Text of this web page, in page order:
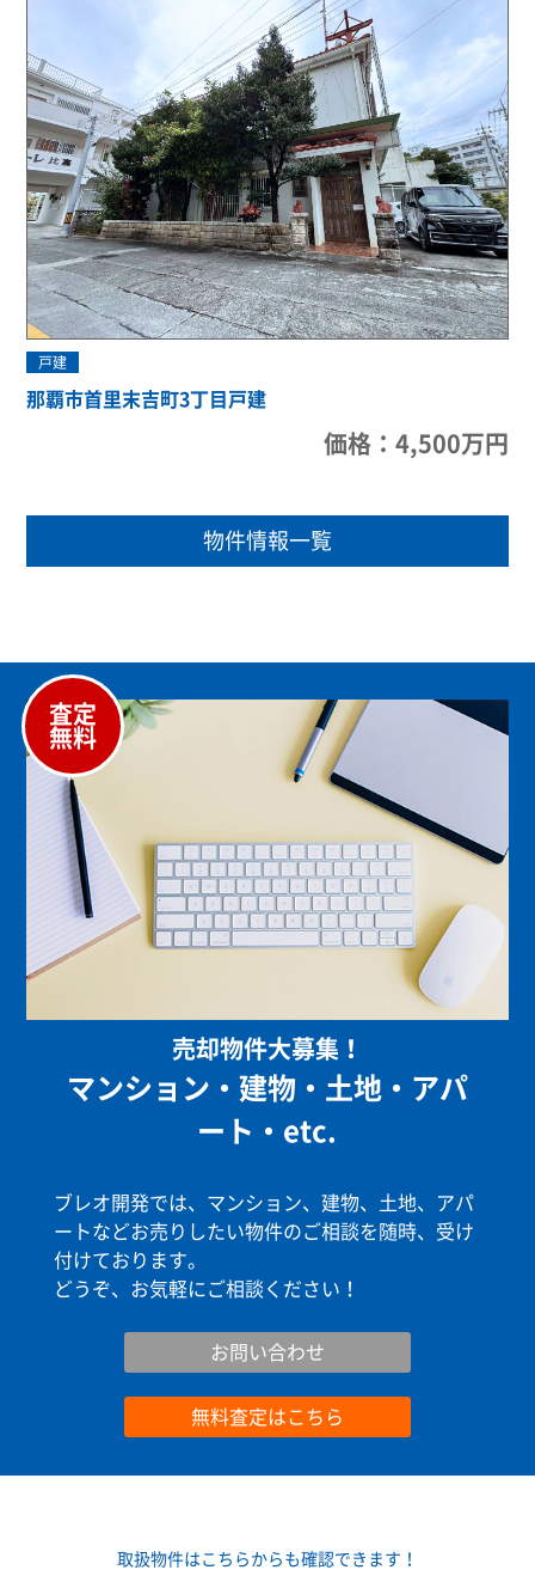
戸建
那覇市首里末吉町3丁目戸建
価格：4,500万円
物件情報一覧
売却物件大募集！
マンション・建物・土地・アパ
ート・etc.
ブレオ開発では、マンション、建物、土地、アパ
ートなどお売りしたい物件のご相談を随時、受け
付けております。
どうぞ、お気軽にご相談ください！
査定
無料
お問い合わせ
無料査定はこちら
取扱物件はこちらからも確認できます！